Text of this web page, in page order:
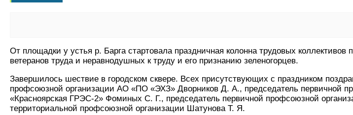
От площадки у устья р. Барга стартовала праздничная колонна трудовых
ветеранов труда и неравнодушных к труду и его признанию зеленогорцев.
Завершилось шествие в городском сквере. Всех присутствующих с праздником
профсоюзной организации АО «ПО «ЭХЗ» Дворников Д. А., председатель первичной
«Красноярская ГРЭС-2» Фоминых С. Г., председатель первичной профсоюзной
территориальной профсоюзной организации Шатунова Т. Я.